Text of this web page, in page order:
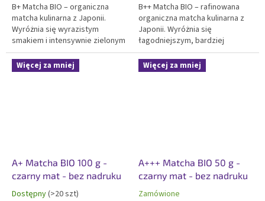
B+ Matcha BIO – organiczna
matcha kulinarna z Japonii.
Wyróżnia się wyrazistym
smakiem i intensywnie zielonym
kolorem. Idealna do smoothie,
pieczenia, lodów i zastosowań
gastronomicznych.
B++ Matcha BIO – rafinowana
organiczna matcha kulinarna z
Japonii. Wyróżnia się
łagodniejszym, bardziej
zrównoważonym smakiem w
porównaniu z B+ i pięknym
zielonym kolorem. Idealna do
Więcej za mniej
A+ Matcha BIO 100 g -
czarny mat - bez nadruku
Dostępny(>20 szt)
Więcej za mniej
A+++ Matcha BIO 50 g -
czarny mat - bez nadruku
Zamówione